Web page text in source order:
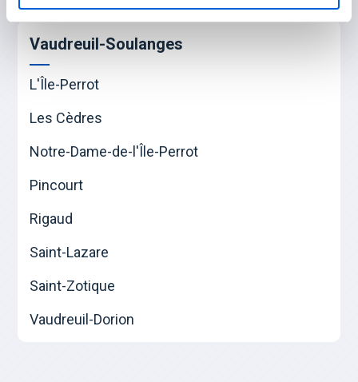
Vaudreuil-Soulanges
L'Île-Perrot
Les Cèdres
Notre-Dame-de-l'Île-Perrot
Pincourt
Rigaud
Saint-Lazare
Saint-Zotique
Vaudreuil-Dorion